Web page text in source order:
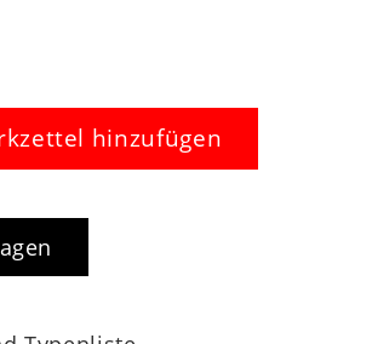
über Lowboards bis hin zu
Set ergänzt dieses
und unterstreicht die
hinzufügen